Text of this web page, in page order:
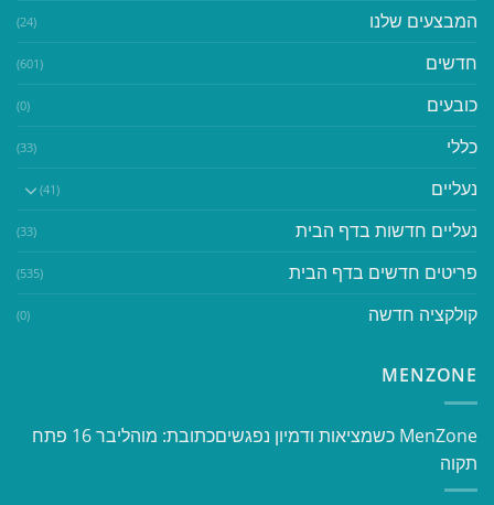
המבצעים שלנו (24)
חדשים (601)
כובעים (0)
כללי (33)
נעליים (41)
נעליים חדשות בדף הבית (33)
פריטים חדשים בדף הבית (535)
קולקציה חדשה (0)
MENZONE
​​MenZone כשמציאות ודמיון נפגשים​ כתובת: מוהליבר 16 פתח
תקוה